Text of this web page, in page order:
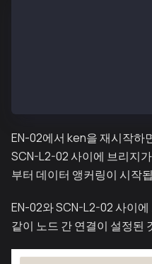
EN-02에서 ken을 재시작하
SCN-L2-02 사이에 브리지
부터 데이터 앵커링이 시작
EN-02와 SCN-L2-02 사이
같이 노드 간 연결이 설정된